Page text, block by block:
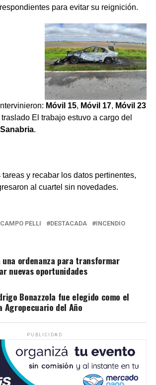
para evitar su reignición.
Móvil 15, Móvil 17, Móvil 23
El trabajo estuvo a cargo del
.
y recabar los datos pertinentes,
al cuartel sin novedades.
CAMPO PELLI DESTACADA
INCENDIO
una ordenanza para transformar
nuevas oportunidades
Bonazzola fue elegido como el
Agropecuario del Año
PUBLICIDAD